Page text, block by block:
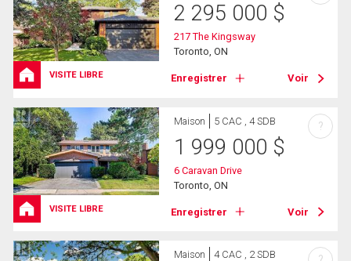
VISITE LIBRE
2 295 000 $
217 The Kingsway
Toronto, ON
Enregistrer Voir
VISITE LIBRE
Maison 5 CAC , 4 SDB
1 999 000 $
6 Caravan Drive
Toronto, ON
Enregistrer Voir
?
Maison 4 CAC , 2 SDB